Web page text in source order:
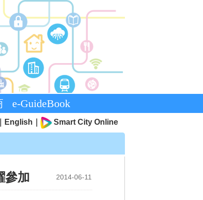
e-GuideBook
English Smart City Online
參加 2014-06-11